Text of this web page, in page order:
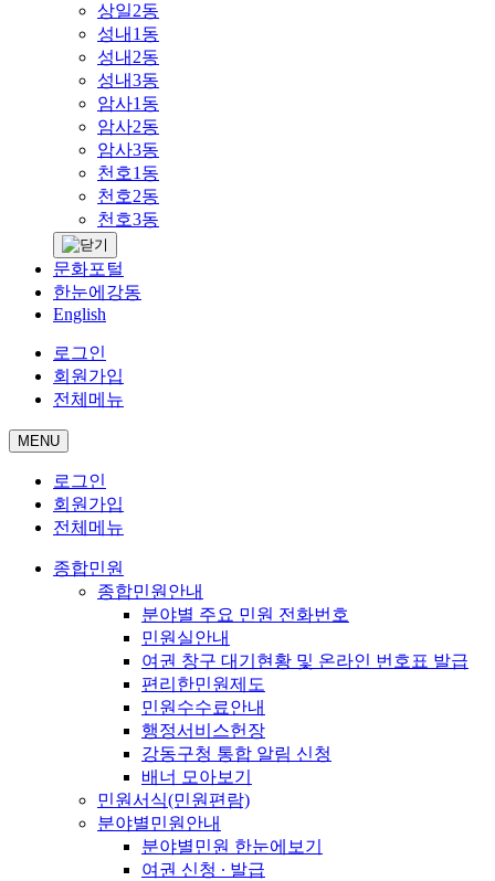
상일2동
성내1동
성내2동
성내3동
암사1동
암사2동
암사3동
천호1동
천호2동
천호3동
문화포털
한눈에강동
English
로그인
회원가입
전체메뉴
MENU
로그인
회원가입
전체메뉴
종합민원
종합민원안내
분야별 주요 민원 전화번호
민원실안내
여권 창구 대기현황 및 온라인 번호표 발급
편리한민원제도
민원수수료안내
행정서비스헌장
강동구청 통합 알림 신청
배너 모아보기
민원서식(민원편람)
분야별민원안내
분야별민원 한눈에보기
여권 신청 ∙ 발급